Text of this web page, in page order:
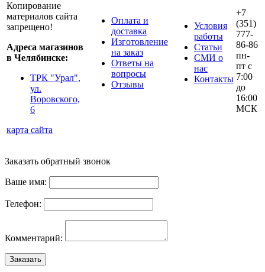
Копирование
материалов сайта
запрещено!
Адреса магазинов
в Челябинске:
ТРК "Урал",
ул.
Воровского,
6
карта сайта
Оплата и
доставка
Изготовление
на заказ
Ответы на
вопросы
Отзывы
Условия
работы
Статьи
СМИ о
нас
Контакты
+7
(351)
777-
86-86
пн-
пт с
7:00
до
16:00
МСК
Заказать обратный звонок
Ваше имя:
Телефон:
Комментарий:
Заказать